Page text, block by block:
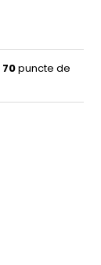
70puncte de